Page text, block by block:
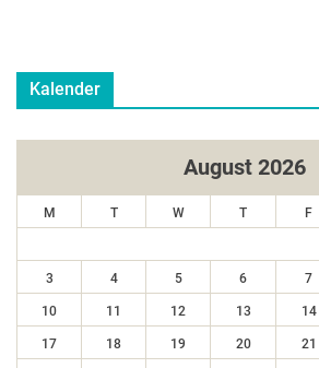
Kalender
August 2026
M T W T F
3 4 5 6 7
10 11 12 13 14
17 18 19 20 21